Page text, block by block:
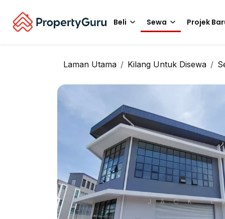
Beli Sewa Projek
Laman Utama Kilang Untuk Disewa